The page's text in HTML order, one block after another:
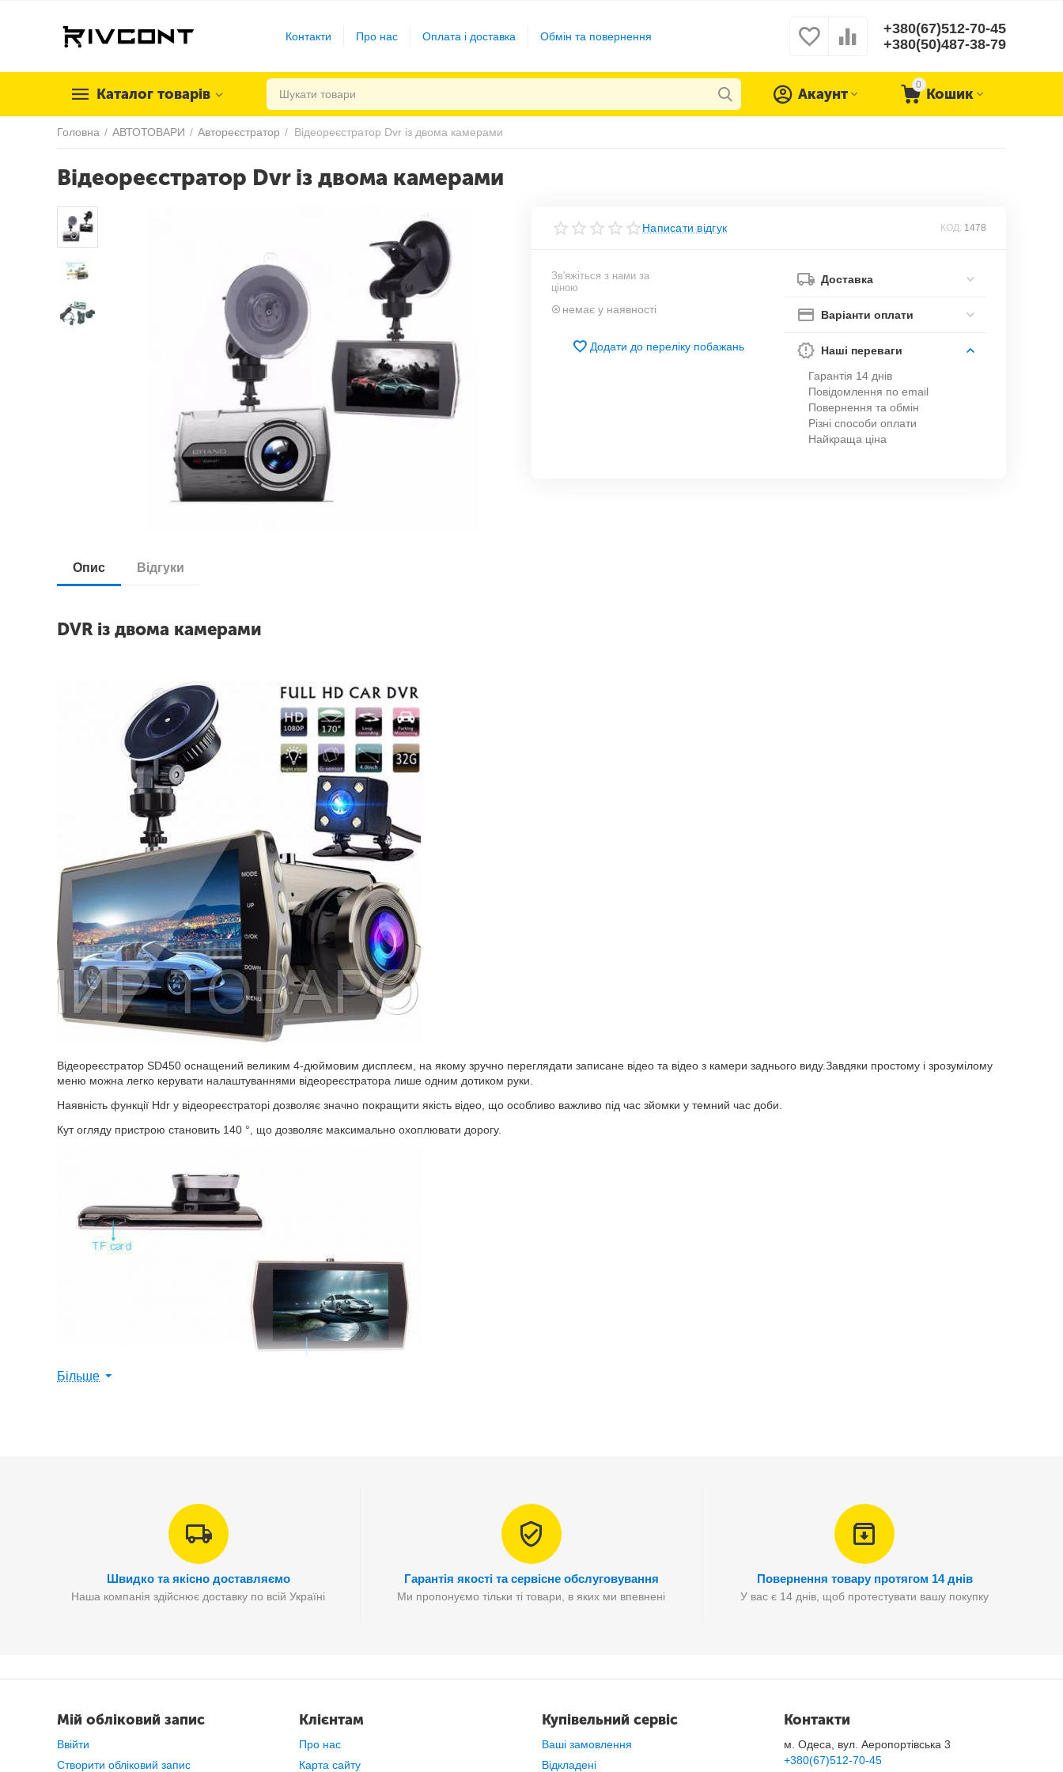
Контакти Про нас Оплата і доставка Обмін та повернення
+380(67)512-70-45
+380(50)487-38-79
Каталог товарів
0
Кошик
Акаунт
Головна / АВТОТОВАРИ / Автореєстратор / Відеореєстратор Dvr із двома камерами
Відеореєстратор Dvr із двома камерами
Написати відгук КОД: 1478
Зв'яжіться з нами за
ціною
немає у наявності
Додати до переліку побажань
Доставка
Варіанти оплати
Наші переваги
Гарантія 14 днів
Повідомлення по email
Повернення та обмін
Різні способи оплати
Найкраща ціна
Опис Відгуки
DVR із двома камерами
Відеореєстратор SD450 оснащений великим 4-дюймовим дисплеєм, на якому зручно переглядати записане відео та відео з камери заднього виду.Завдяки простому і зрозумілому
меню можна легко керувати налаштуваннями відеореєстратора лише одним дотиком руки.
Наявність функції Hdr у відеореєстраторі дозволяє значно покращити якість відео, що особливо важливо під час зйомки у темний час доби.
Кут огляду пристрою становить 140 °, що дозволяє максимально охоплювати дорогу.
Вбудоване діодне підсвічування
4-дюймовий Lcd монітор
підтримка micro SD ємністю до 32 Гб.
4х кратний зум
Відеореєстратор
Більше
Швидко та якісно доставляємо
Наша компанія здійснює доставку по всій Україні
Гарантія якості та сервісне обслуговування
Ми пропонуємо тільки ті товари, в яких ми впевнені
Повернення товару протягом 14 днів
У вас є 14 днів, щоб протестувати вашу покупку
Мій обліковий запис
Ввійти
Створити обліковий запис
Клієнтам
Про нас
Карта сайту
Купівельний сервіс
Ваші замовлення
Відкладені
Контакти
м. Одеса, вул. Аеропортівська 3
+380(67)512-70-45